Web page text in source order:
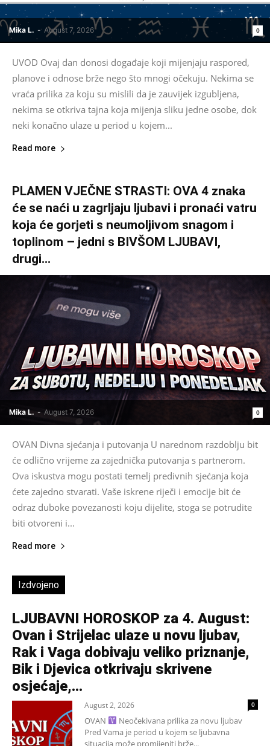
Mika L. - August 7, 2026 0
UVOD Ovaj dan donosi događaje koji mijenjaju raspored,
planove i odnose brže nego što mnogi očekuju. Nekima se
vraća prilika za koju su mislili da je zauvijek izgubljena,
nekima se otkriva tajna koja mijenja sliku jedne osobe, dok
neki konačno ulaze u period u kojem...
Read more
PLAMEN VJEČNE STRASTI: OVA 4 znaka
će se naći u zagrljaju ljubavi i pronaći vatru
koja će gorjeti s neumoljivom snagom i
toplinom – jedni s BIVŠOM LJUBAVI,
drugi...
Mika L. - August 7, 2026 0
OVAN Divna sjećanja i putovanja U narednom razdoblju bit
će odlično vrijeme za zajednička putovanja s partnerom.
Ova iskustva mogu postati temelj predivnih sjećanja koja
ćete zajedno stvarati. Vaše iskrene riječi i emocije bit će
odraz duboke povezanosti koju dijelite, stoga se potrudite
biti otvoreni i...
Read more
Izdvojeno
LJUBAVNI HOROSKOP za 4. August:
Ovan i Strijelac ulaze u novu ljubav,
Rak i Vaga dobivaju veliko priznanje,
Bik i Djevica otkrivaju skrivene
osjećaje,...
August 2, 2026 0
OVAN
Neočekivana prilika za novu ljubav
Pred Vama je period u kojem se ljubavna
situacija može promijeniti brže...